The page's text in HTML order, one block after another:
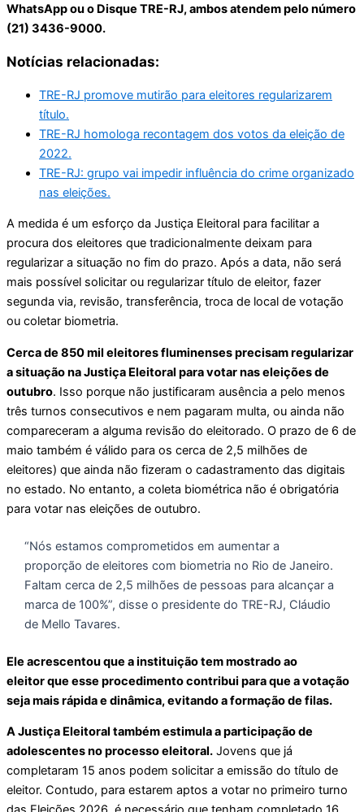
WhatsApp ou o Disque TRE-RJ, ambos atendem pelo número
(21) 3436-9000.
Notícias relacionadas:
TRE-RJ promove mutirão para eleitores regularizarem
título.
TRE-RJ homologa recontagem dos votos da eleição de
2022.
TRE-RJ: grupo vai impedir influência do crime organizado
nas eleições.
A medida é um esforço da Justiça Eleitoral para facilitar a
procura dos eleitores que tradicionalmente deixam para
regularizar a situação no fim do prazo. Após a data, não será
mais possível solicitar ou regularizar título de eleitor, fazer
segunda via, revisão, transferência, troca de local de votação
ou coletar biometria.
Cerca de 850 mil eleitores fluminenses precisam regularizar
a situação na Justiça Eleitoral para votar nas eleições de
outubro. Isso porque não justificaram ausência a pelo menos
três turnos consecutivos e nem pagaram multa, ou ainda não
compareceram a alguma revisão do eleitorado. O prazo de 6 de
maio também é válido para os cerca de 2,5 milhões de
eleitores) que ainda não fizeram o cadastramento das digitais
no estado. No entanto, a coleta biométrica não é obrigatória
para votar nas eleições de outubro.
“Nós estamos comprometidos em aumentar a
proporção de eleitores com biometria no Rio de Janeiro.
Faltam cerca de 2,5 milhões de pessoas para alcançar a
marca de 100%”, disse o presidente do TRE-RJ, Cláudio
de Mello Tavares.
Ele acrescentou que a instituição tem mostrado ao
eleitor que esse procedimento contribui para que a votação
seja mais rápida e dinâmica, evitando a formação de filas.
A Justiça Eleitoral também estimula a participação de
adolescentes no processo eleitoral. Jovens que já
completaram 15 anos podem solicitar a emissão do título de
eleitor. Contudo, para estarem aptos a votar no primeiro turno